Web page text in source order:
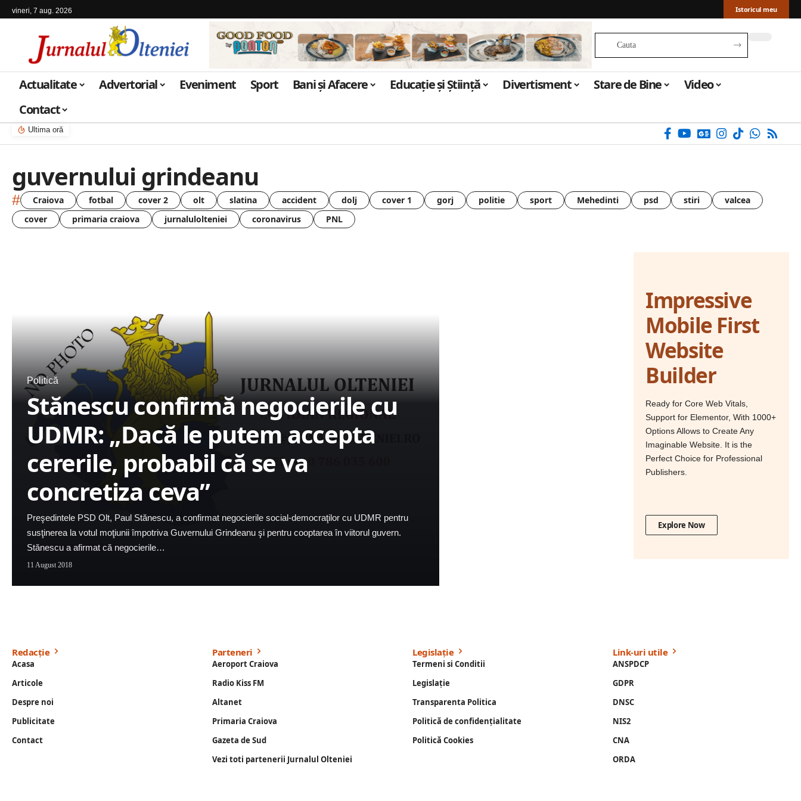
vineri, 7 aug. 2026 Istoricul meu
Actualitate Advertorial Eveniment Sport Bani și Afacere Educație și Știință Divertisment Stare de Bine
Video
Contact
Ultima oră
guvernului grindeanu
# Craiova fotbal cover 2 olt slatina accident dolj cover 1 gorj politie sport Mehedinti psd stiri
valcea
cover
primaria craiova jurnalulolteniei coronavirus PNL
Politică
Stănescu confirmă negocierile cu
UDMR: „Dacă le putem accepta
cererile, probabil că se va
concretiza ceva”
Preşedintele PSD Olt, Paul Stănescu, a confirmat negocierile social-democraţilor cu UDMR pentru
susţinerea la votul moţiunii împotriva Guvernului Grindeanu şi pentru cooptarea în viitorul guvern.
Stănescu a afirmat că negocierile…
11 August 2018
Impressive
Mobile First
Website
Builder
Ready for Core Web Vitals,
Support for Elementor, With 1000+
Options Allows to Create Any
Imaginable Website. It is the
Perfect Choice for Professional
Publishers.
Explore Now
Redacție
Acasa
Articole
Despre noi
Publicitate
Contact
Parteneri
Aeroport Craiova
Radio Kiss FM
Altanet
Primaria Craiova
Gazeta de Sud
Vezi toti partenerii Jurnalul Olteniei
Legislație
Termeni si Conditii
Legislație
Transparenta Politica
Politică de confidențialitate
Politică Cookies
Link-uri utile
ANSPDCP
GDPR
DNSC
NIS2
CNA
ORDA